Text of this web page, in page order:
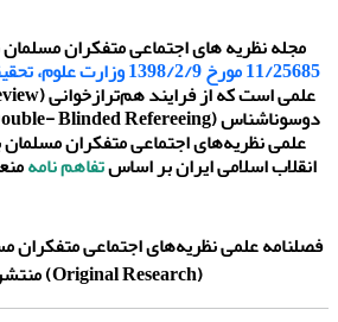
مجله نظریه های اجتماعی متفکران مسلمان
11/25685 مورخ 1398/2/9 وزارت علوم، تحقیقات و فناوری
دوسوناشناس (Double- Blinded Refereeing) بهره می‌‌برد.
علمی نظریه‌های اجتماعی متفکران
انقلاب اسلامی ایران بر اساستفاهم نامه
فصلنامه علمی نظریه‌های اجتماعی متفکران
(Original Research) منتشر می‌کند